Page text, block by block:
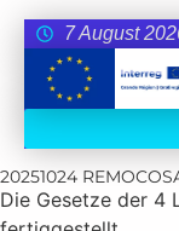
7 August
20251024
Die Gesetze der 4